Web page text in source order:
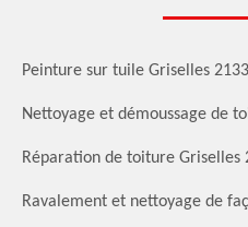
Peinture sur tuile Griselles
Nettoyage et démoussage de
Réparation de toiture Griselles
Ravalement et nettoyage de